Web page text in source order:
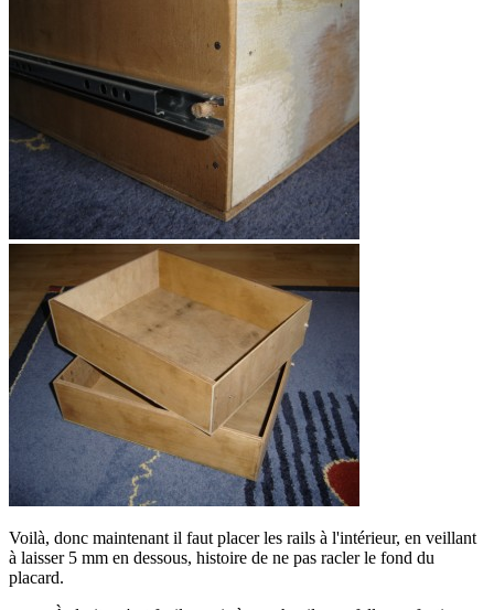
Voilà, donc maintenant il faut placer les rails à l'intérieur, en veillant
à laisser 5 mm en dessous, histoire de ne pas racler le fond du
placard.